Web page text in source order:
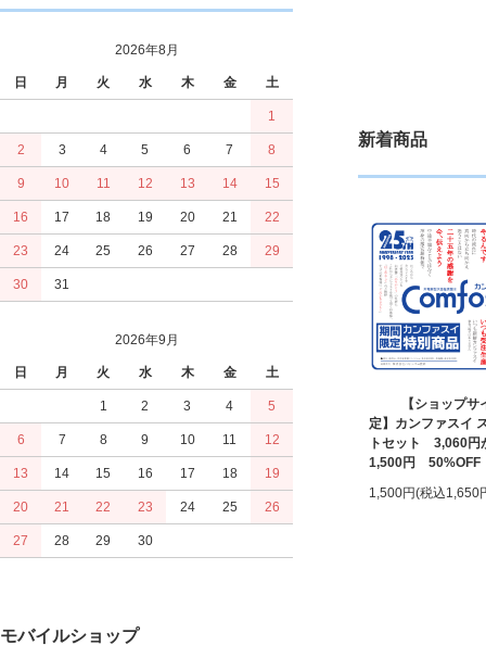
2026年8月
日 月 火 水 木 金 土
1
2 3 4 5 6 7 8
9 10 11 12 13 14 15
16 17 18 19 20 21 22
23 24 25 26 27 28 29
30 31
2026年9月
日 月 火 水 木 金 土
1 2 3 4 5
6 7 8 9 10 11 12
13 14 15 16 17 18 19
20 21 22 23 24 25 26
27 28 29 30
モバイルショップ
新着商品
【ショップサ
定】カンファスイ
トセット 3,060円
1,500円 50%OFF
1,500円(税込1,650